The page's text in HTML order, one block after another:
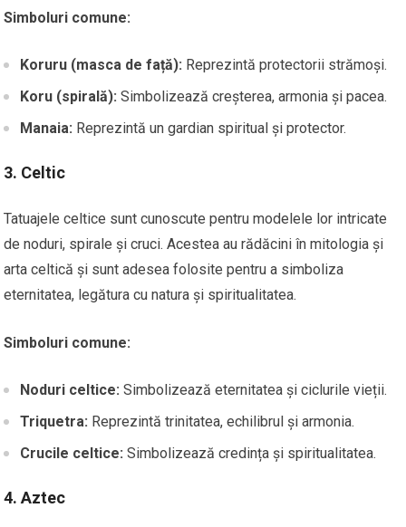
Simboluri comune:
Koruru (masca de față): Reprezintă protectorii strămoși.
Koru (spirală): Simbolizează creșterea, armonia și pacea.
Manaia: Reprezintă un gardian spiritual și protector.
3. Celtic
Tatuajele celtice sunt cunoscute pentru modelele lor intricate
de noduri, spirale și cruci. Acestea au rădăcini în mitologia și
arta celtică și sunt adesea folosite pentru a simboliza
eternitatea, legătura cu natura și spiritualitatea.
Simboluri comune:
Noduri celtice: Simbolizează eternitatea și ciclurile vieții.
Triquetra: Reprezintă trinitatea, echilibrul și armonia.
Crucile celtice: Simbolizează credința și spiritualitatea.
4.Aztec